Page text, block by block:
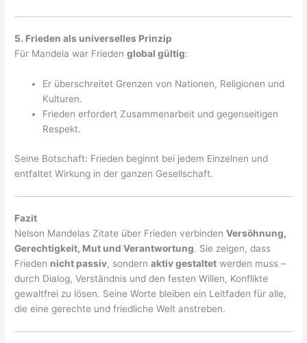
5. Frieden als universelles Prinzip
Für Mandela war Friedenglobal gültig:
Er überschreitet Grenzen von Nationen, Religionen und
Kulturen.
Frieden erfordert Zusammenarbeit und gegenseitigen
Respekt.
Seine Botschaft: Frieden beginnt bei jedem Einzelnen und
entfaltet Wirkung in der ganzen Gesellschaft.
Fazit
Nelson Mandelas Zitate über Frieden verbindenVersöhnung,
Gerechtigkeit, Mut und Verantwortung. Sie zeigen, dass
Frieden nicht passiv, sondernaktiv gestaltet werden muss –
durch Dialog, Verständnis und den festen Willen, Konflikte
gewaltfrei zu lösen. Seine Worte bleiben ein Leitfaden für alle,
die eine gerechte und friedliche Welt anstreben.